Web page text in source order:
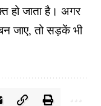
हो जाता है। अगर
जाए, तो सड़कें भी